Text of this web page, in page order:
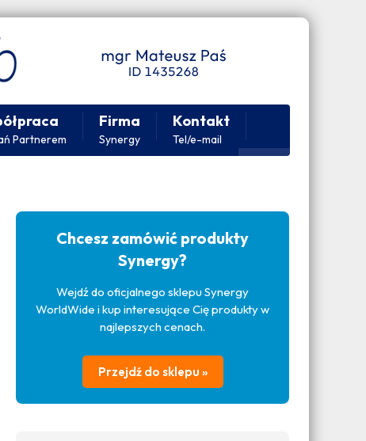
Partnerem
Firma
Synergy
Kontakt
Tel/e-mail
Chcesz zamówić produkty
Synergy?
Wejdź do oficjalnego sklepu Synergy
WorldWide i kup interesujące Cię produkty w
najlepszych cenach.
Przejdź do sklepu »